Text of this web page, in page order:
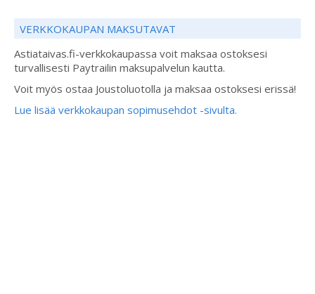
VERKKOKAUPAN MAKSUTAVAT
Astiataivas.fi-verkkokaupassa voit maksaa ostoksesi
turvallisesti Paytrailin maksupalvelun kautta.
Voit myös ostaa Joustoluotolla ja maksaa ostoksesi erissä!
Lue lisää verkkokaupan sopimusehdot -sivulta.